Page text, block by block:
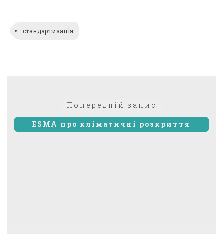
стандартизація
Попередній запис
ESMA про кліматичні розкриття